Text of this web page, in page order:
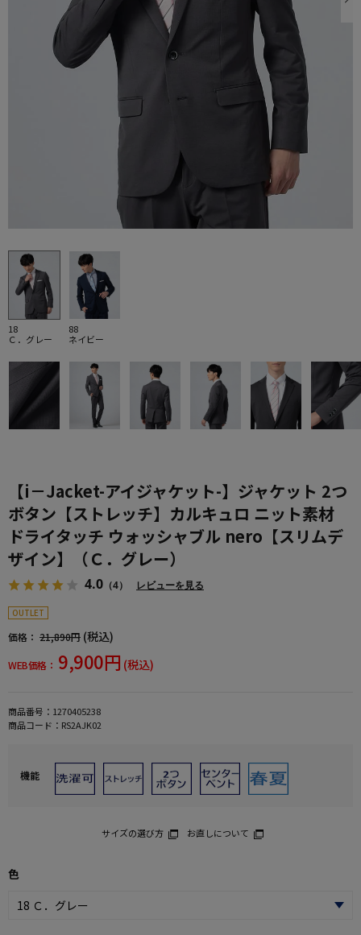
18
Ｃ．グレー
88
ネイビー
【i－Jacket-アイジャケット-】ジャケット 2つ
ボタン【ストレッチ】カルキュロ ニット素材
ドライタッチ ウォッシャブル nero【スリムデ
ザイン】（Ｃ．グレー）
4.0 （4） レビューを見る
OUTLET
価格： 21,890円 (税込)
WEB価格： 9,900円 (税込)
商品番号： 1270405238
商品コード： RS2AJK02
機能
サイズの選び方 お直しについて
色